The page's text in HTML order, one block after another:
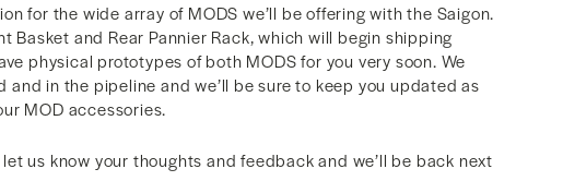
for the wide array of MODS we’ll be offering with the Saigon.
Basket and Rear Pannier Rack, which will begin shipping
physical prototypes of both MODS for you very soon. We
and in the pipeline and we’ll be sure to keep you updated as
MOD accessories.
us know your thoughts and feedback and we’ll be back next